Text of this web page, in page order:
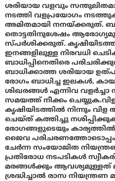
ശരിയായ വളവും
നടത്തി വളപ്രയോഗം
അമിതമായി നനയ്ക്കരുത്.
തൊട്ടതിനുശേഷം
സ്പർശിക്കരുത്.
ഇനങ്ങളിലുള്ള നിരവധി
ബാധിപ്പിനെതിരെ
ബാധിക്കാത്ത ശരിയായ
രോഗം ബാധിച്ച ഇലകൾ,
ശിഖരങ്ങൾ എന്നിവ
സമയത്ത് നീക്കം
കൃഷിയിടത്തിൽ നിന്നും
ചെയ്ത് കത്തിച്ചു
രോഗങ്ങളുടെയും കാര്യത്തിൽ,
ജൈവ പരിചരണത്തോടൊപ്പം
ചേര്‍ന്ന സംയോജിത
പ്രതിരോധ നടപടികൾ
മരങ്ങൾക്കും ആവശ്യമുള്ളത്
ശ്രദ്ധിച്ചാൽ രാസ നിയന്ത്രണ